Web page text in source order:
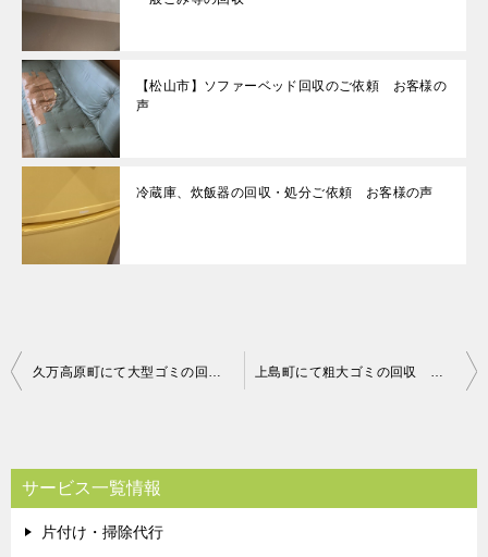
【松山市】ソファーベッド回収のご依頼 お客様の
声
冷蔵庫、炊飯器の回収・処分ご依頼 お客様の声
投
ビ
ゲ
ー
久万高原町にて大型ゴミの回収 お客様の声 上島町にて粗大ゴミの回収 お客様の声
サービス一覧情報
片付け・掃除代行